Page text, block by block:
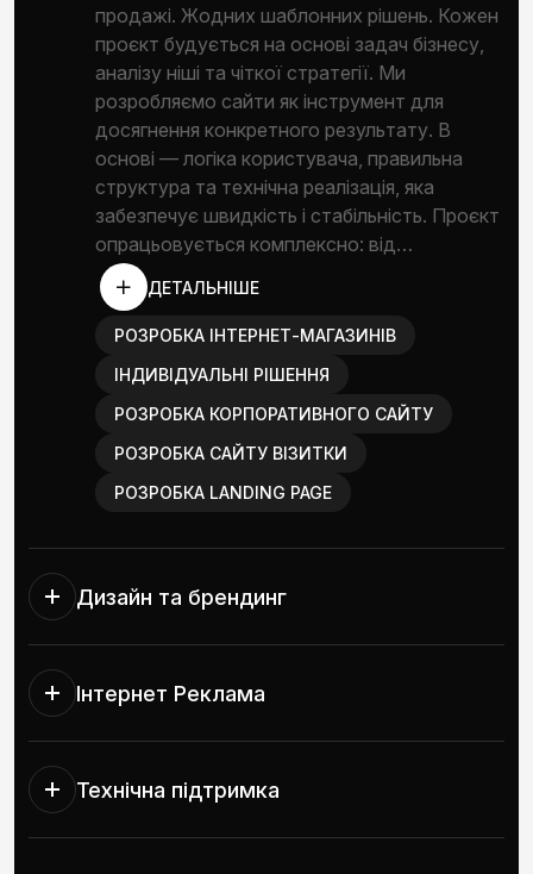
продажі. Жодних шаблонних рішень. Кожен
проєкт будується на основі задач бізнесу,
аналізу ніші та чіткої стратегії. Ми
розробляємо сайти як інструмент для
досягнення конкретного результату. В
основі — логіка користувача, правильна
структура та технічна реалізація, яка
забезпечує швидкість і стабільність. Проєкт
опрацьовується комплексно: від…
ДЕТАЛЬНІШЕ
РОЗРОБКА ІНТЕРНЕТ-МАГАЗИНІВ
ІНДИВІДУАЛЬНІ РІШЕННЯ
РОЗРОБКА КОРПОРАТИВНОГО САЙТУ
РОЗРОБКА САЙТУ ВІЗИТКИ
РОЗРОБКА LANDING PAGE
Дизайн та брендинг
Інтернет Реклама
Технічна підтримка